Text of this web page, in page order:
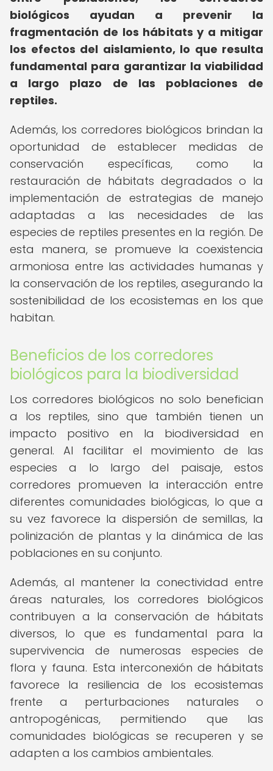
biológicos ayudan a prevenir la
fragmentación de los hábitats y a mitigar
los efectos del aislamiento, lo que resulta
fundamental para garantizar la viabilidad
a largo plazo de las poblaciones de
reptiles.
Además, los corredores biológicos brindan la
oportunidad de establecer medidas de
conservación específicas, como la
restauración de hábitats degradados o la
implementación de estrategias de manejo
adaptadas a las necesidades de las
especies de reptiles presentes en la región. De
esta manera, se promueve la coexistencia
armoniosa entre las actividades humanas y
la conservación de los reptiles, asegurando la
sostenibilidad de los ecosistemas en los que
habitan.
Beneficios de los corredores
biológicos para la biodiversidad
Los corredores biológicos no solo benefician
a los reptiles, sino que también tienen un
impacto positivo en la biodiversidad en
general. Al facilitar el movimiento de las
especies a lo largo del paisaje, estos
corredores promueven la interacción entre
diferentes comunidades biológicas, lo que a
su vez favorece la dispersión de semillas, la
polinización de plantas y la dinámica de las
poblaciones en su conjunto.
Además, al mantener la conectividad entre
áreas naturales, los corredores biológicos
contribuyen a la conservación de hábitats
diversos, lo que es fundamental para la
supervivencia de numerosas especies de
flora y fauna. Esta interconexión de hábitats
favorece la resiliencia de los ecosistemas
frente a perturbaciones naturales o
antropogénicas, permitiendo que las
comunidades biológicas se recuperen y se
adapten a los cambios ambientales.